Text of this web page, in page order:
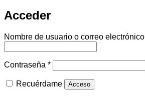
Acceder
Nombre de usuario o correo electrónico
Contraseña *Obligatorio
Recuérdame Acceso